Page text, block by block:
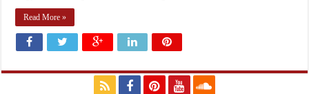
Read More »